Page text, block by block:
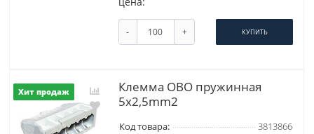
- + КУПИТЬ
Хит продаж
Клемма OBO пружинная
5x2,5mm2
Код товара:
3813866